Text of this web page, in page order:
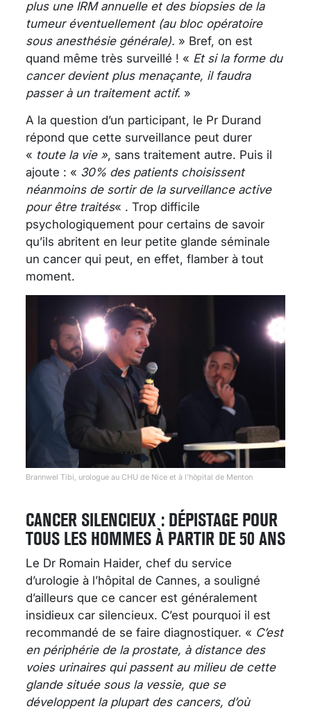
plus une IRM annuelle et des biopsies de la
tumeur éventuellement (au bloc opératoire
sous anesthésie générale). » Bref, on est
quand même très surveillé ! « Et si la forme du
cancer devient plus menaçante, il faudra
passer à un traitement actif. »
A la question d’un participant, le Pr Durand
répond que cette surveillance peut durer
« toute la vie », sans traitement autre. Puis il
ajoute : « 30% des patients choisissent
néanmoins de sortir de la surveillance active
pour être traités« . Trop difficile
psychologiquement pour certains de savoir
qu’ils abritent en leur petite glande séminale
un cancer qui peut, en effet, flamber à tout
moment.
Brannwel Tibi, urologue au CHU de Nice et à l’hôpital de Menton
CANCER SILENCIEUX : DÉPISTAGE POUR
TOUS LES HOMMES À PARTIR DE 50 ANS
Le Dr Romain Haider, chef du service
d’urologie à l’hôpital de Cannes, a souligné
d’ailleurs que ce cancer est généralement
insidieux car silencieux. C’est pourquoi il est
recommandé de se faire diagnostiquer. « C’est
en périphérie de la prostate, à distance des
voies urinaires qui passent au milieu de cette
glande située sous la vessie, que se
développent la plupart des cancers, d’où